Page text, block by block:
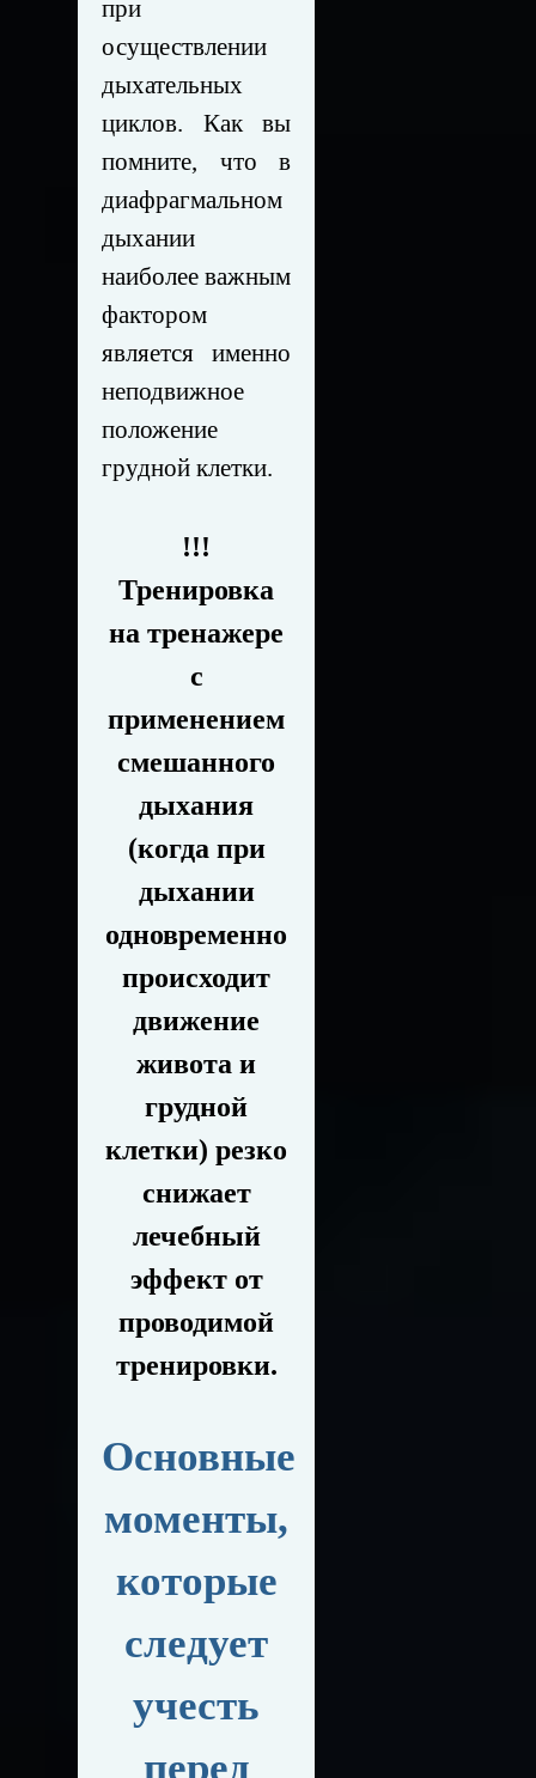
при
осуществлении
дыхательных
циклов. Как вы
помните, что в
диафрагмальном
дыхании
наиболее важным
фактором
является именно
неподвижное
положение
грудной клетки.
!!!
Тренировка
на тренажере
с
применением
смешанного
дыхания
(когда при
дыхании
одновременно
происходит
движение
живота и
грудной
клетки) резко
снижает
лечебный
эффект от
проводимой
тренировки.
Основные
моменты,
которые
следует
учесть
перед